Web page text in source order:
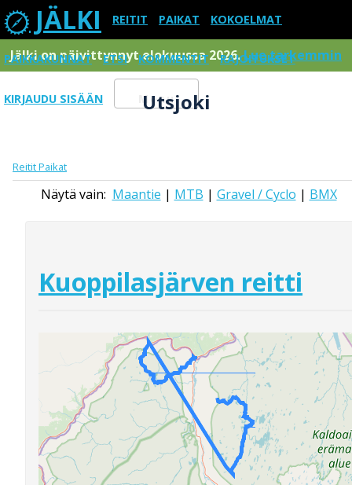
JÄLKI REITIT PAIKAT KOKOELMAT
PAIKKAKUNNAT ETSI KOMMENTIT RAJOITUKSET
KIRJAUDU SISÄÄN Menu
Jälki on päivittynnyt elokuussa 2026.Lue tarkemmin
Utsjoki
ReititPaikat
Näytä vain: Maantie | MTB | Gravel / Cyclo | BMX
Kuoppilasjärven reitti